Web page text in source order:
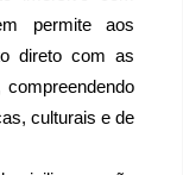
permite aos
direto com as
culturais e de